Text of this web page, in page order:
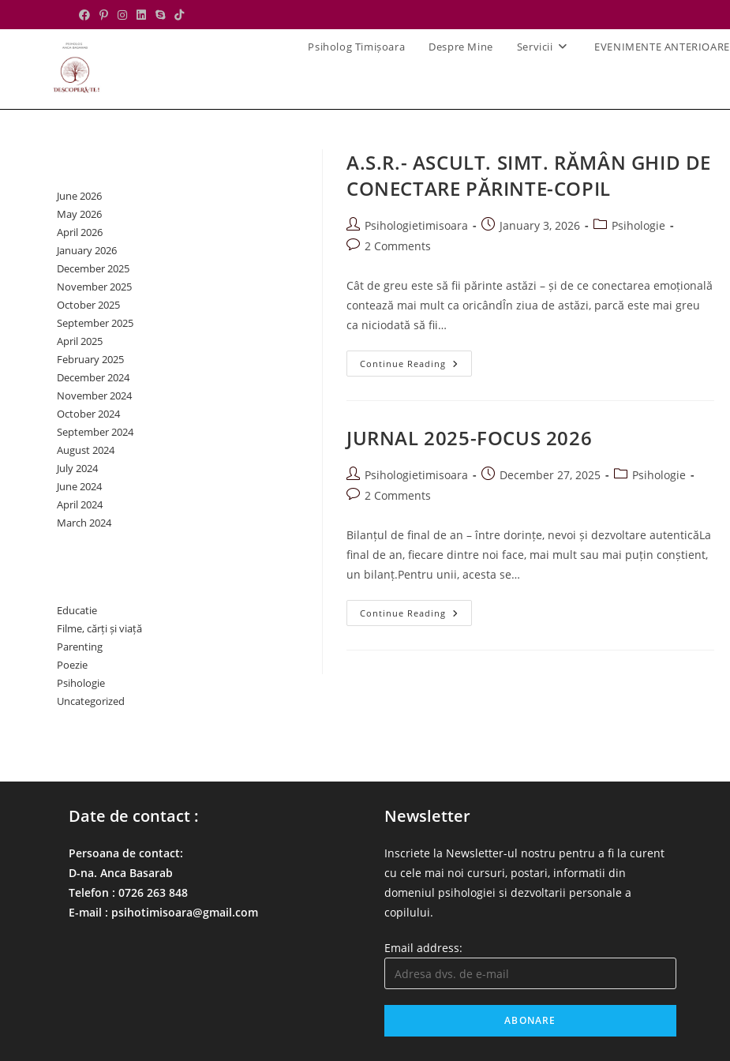
to
Psiholog Timișoara Despre Mine Servicii EVENIMENTE ANTERIOARE
A.S.R.- ASCULT. SIMT. RĂMÂN GHID DE
CONECTARE PĂRINTE-COPIL
Post
author:
Psihologietimisoara
PostJanuary 3, 2026
PostPsihologie
Post2 Comments
Cât de greu este să fii părinte astăzi – și de ce conectarea emoțională
contează mai mult ca oricândÎn ziua de astăzi, parcă este mai greu
ca niciodată să fii…
Continue Reading A.S.R.-
ASCULT.
CONECTARE
PĂRINTE-
JURNAL 2025-FOCUS 2026
Post
author:
Psihologietimisoara
PostDecember 27, 2025
PostPsihologie
Post2 Comments
Bilanțul de final de an – între dorințe, nevoi și dezvoltare autenticăLa
final de an, fiecare dintre noi face, mai mult sau mai puțin conștient,
un bilanț.Pentru unii, acesta se…
Continue Reading JURNAL
2025-
June 2026
May 2026
April 2026
January 2026
December 2025
November 2025
October 2025
September 2025
April 2025
February 2025
December 2024
November 2024
October 2024
September 2024
August 2024
July 2024
June 2024
April 2024
March 2024
Educatie
Filme, cărți și viață
Parenting
Poezie
Psihologie
Uncategorized
Date de contact :
Persoana de contact:
D-na. Anca Basarab
Telefon : 0726 263 848
E-mail : psihotimisoara@gmail.com
Newsletter
Inscriete la Newsletter-ul nostru pentru a fi la curent
cu cele mai noi cursuri, postari, informatii din
domeniul psihologiei si dezvoltarii personale a
copilului.
Email address: